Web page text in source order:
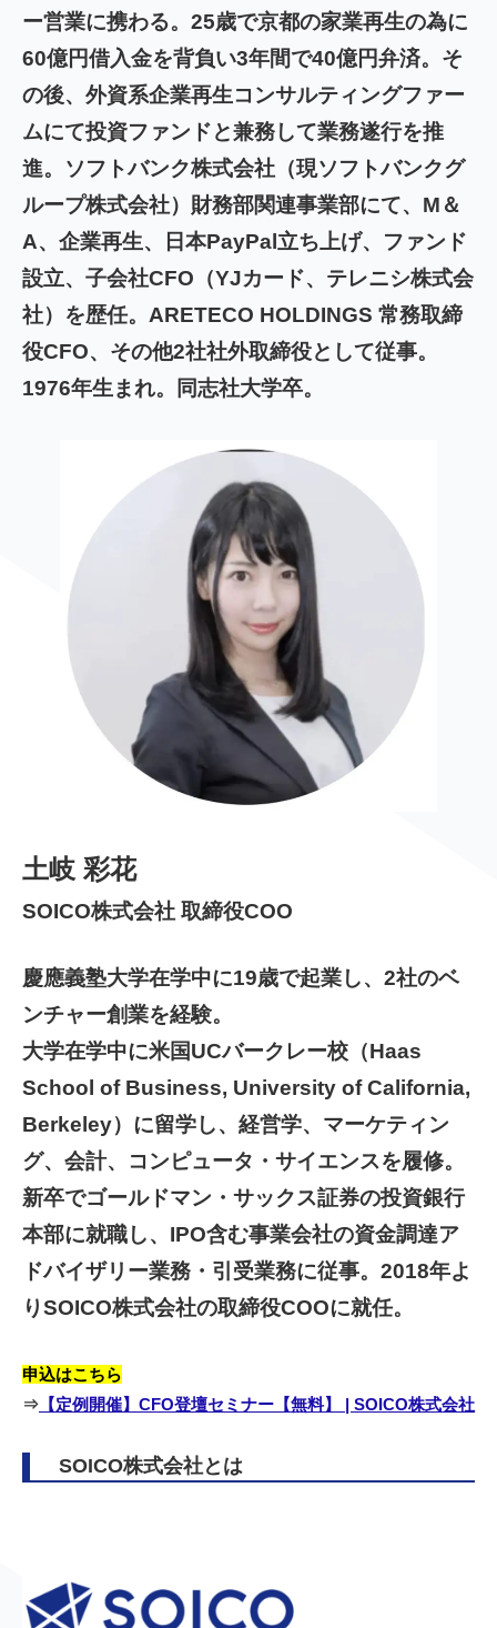
ー営業に携わる。25歳で京都の家業再生の為に
60億円借入金を背負い3年間で40億円弁済。そ
の後、外資系企業再生コンサルティングファー
ムにて投資ファンドと兼務して業務遂行を推
進。ソフトバンク株式会社（現ソフトバンクグ
ループ株式会社）財務部関連事業部にて、M＆
A、企業再生、日本PayPal立ち上げ、ファンド
設立、子会社CFO（YJカード、テレニシ株式会
社）を歴任。ARETECO HOLDINGS 常務取締
役CFO、その他2社社外取締役として従事。
1976年生まれ。同志社大学卒。
土岐 彩花
SOICO株式会社 取締役COO
慶應義塾大学在学中に19歳で起業し、2社のベ
ンチャー創業を経験。
大学在学中に米国UCバークレー校（Haas
School of Business, University of California,
Berkeley）に留学し、経営学、マーケティン
グ、会計、コンピュータ・サイエンスを履修。
新卒でゴールドマン・サックス証券の投資銀行
本部に就職し、IPO含む事業会社の資金調達ア
ドバイザリー業務・引受業務に従事。2018年よ
りSOICO株式会社の取締役COOに就任。
申込はこちら
⇒ 【定例開催】CFO登壇セミナー【無料】 | SOICO株式会社
SOICO株式会社とは